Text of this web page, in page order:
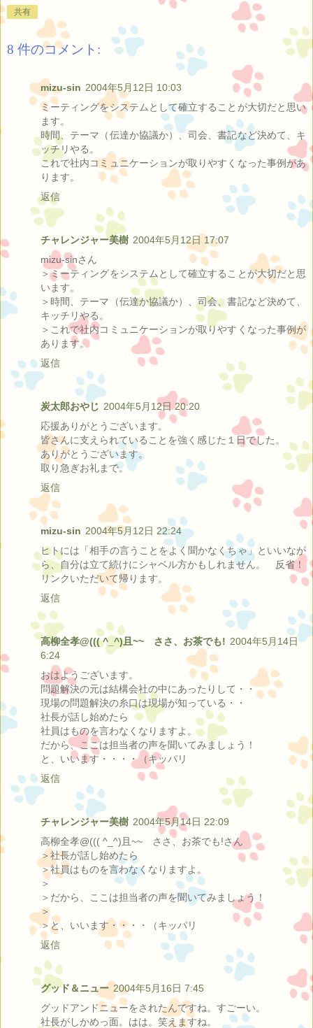
共有
8 件のコメント:
mizu-sin 2004年5月12日 10:03
ミーティングをシステムとして確立することが大切だと思い
ます。
時間、テーマ（伝達か協議か）、司会、書記など決めて、キ
ッチリやる。
これで社内コミュニケーションが取りやすくなった事例があ
ります。
返信
チャレンジャー美樹 2004年5月12日 17:07
mizu-sinさん
＞ミーティングをシステムとして確立することが大切だと思
います。
＞時間、テーマ（伝達か協議か）、司会、書記など決めて、
キッチリやる。
＞これで社内コミュニケーションが取りやすくなった事例が
あります。
返信
炭太郎おやじ 2004年5月12日 20:20
応援ありがとうございます。
皆さんに支えられていることを強く感じた１日でした。
ありがとうございます。
取り急ぎお礼まで。
返信
mizu-sin 2004年5月12日 22:24
ヒトには「相手の言うことをよく聞かなくちゃ」といいなが
ら、自分は立て続けにシャベル方かもしれません。 反省！
リンクいただいて帰ります。
返信
高柳全孝@((( ^_^)且~~ ささ、お茶でも! 2004年5月14日
6:24
おはようございます。
問題解決の元は結構会社の中にあったりして・・
現場の問題解決の糸口は現場が知っている・・
社長が話し始めたら
社員はものを言わなくなりますよ。
だから、ここは担当者の声を聞いてみましょう！
と、いいます・・・・（キッパリ
返信
チャレンジャー美樹 2004年5月14日 22:09
高柳全孝@((( ^_^)且~~ ささ、お茶でも!さん
＞社長が話し始めたら
＞社員はものを言わなくなりますよ。
＞
＞だから、ここは担当者の声を聞いてみましょう！
＞
＞と、いいます・・・・（キッパリ
返信
グッド＆ニュー 2004年5月16日 7:45
グッドアンドニューをされたんですね。すごーい。
社長がしかめっ面。はは。笑えますね。